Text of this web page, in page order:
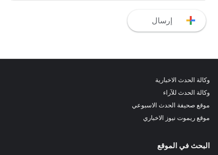
وكالة الحدث الاخبارية
وكالة الحدث للآراء
موقع صحيفة الحدث الاسبوعي
موقع ريموت نيوز الاخباري
البحث في الموقع